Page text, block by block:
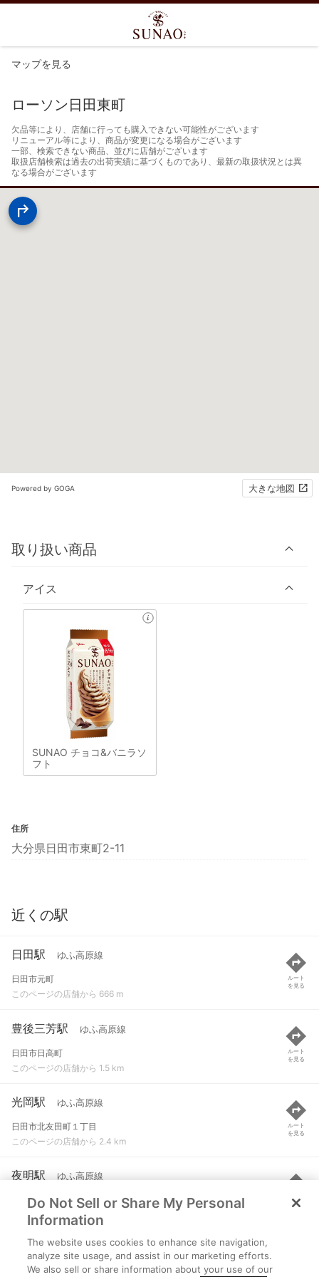
マップを見る
ローソン日田東町
欠品等により、店舗に行っても購入できない可能性がございます
リニューアル等により、商品が変更になる場合がございます
一部、検索できない商品、並びに店舗がございます
取扱店舗検索は過去の出荷実績に基づくものであり、最新の取扱状況とは異
なる場合がございます
Powered by GOGA 大きな地図
取り扱い商品
アイス
SUNAO チョコ&バニラソ
フト
住所
大分県日田市東町2-11
近くの駅
日田駅 ゆふ高原線
日田市元町
このページの店舗から 666 m
ルート
を見る
豊後三芳駅 ゆふ高原線
日田市日高町
このページの店舗から 1.5 km
ルート
を見る
光岡駅 ゆふ高原線
日田市北友田町１丁目
このページの店舗から 2.4 km
ルート
を見る
夜明駅 ゆふ高原線
日田市夜明中町
このページの店舗から 6.6 km
ルート
を見る
豊後中川駅
日田市天瀬町合田
Do Not Sell or Share My Personal
Information
The website uses cookies to enhance site navigation,
analyze site usage, and assist in our marketing efforts.
We also sell or share information about your use of our